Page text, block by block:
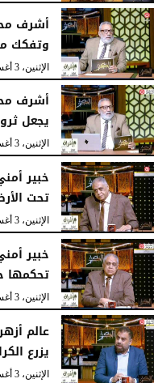
الثلاثاء، 4 أغسطس 2026
أشرف
وتفكك
الإثنين، 3 أغسطس 2026
أشرف
يجعل
الإثنين، 3 أغسطس 2026
خبير
تحت
الإثنين، 3 أغسطس 2026
خبير
تحكمها
الإثنين، 3 أغسطس 2026
عالم
يزرع
الإثنين، 3 أغسطس 2026